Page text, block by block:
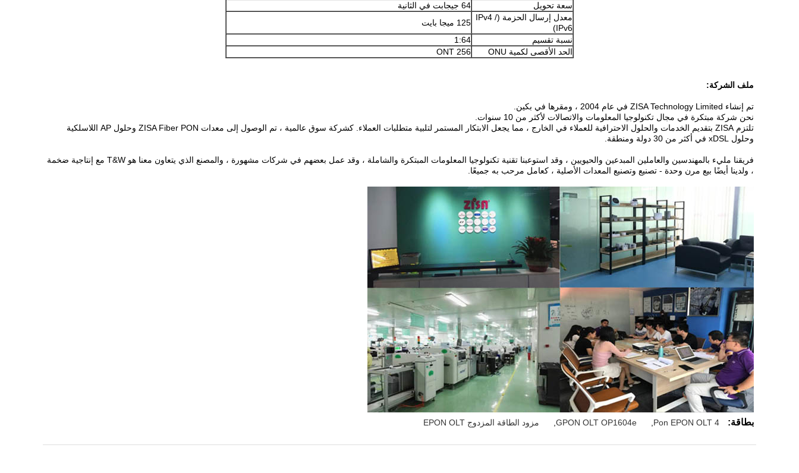
سعة تحويل
64 جيجابت في الثانية
معدل إرسال الحزمة (IPv4 /
IPv6)
125 ميجا بايت
نسبة تقسيم
1:64
الحد الأقصى لكمية ONU
256 ONT
ملف الشركة:
تم إنشاء ZISA Technology Limited في عام 2004 ، ومقرها في بكين.
نحن شركة مبتكرة في مجال تكنولوجيا المعلومات والاتصالات لأكثر من 10 سنوات.
تلتزم ZISA بتقديم الخدمات والحلول الاحترافية للعملاء في الخارج ، مما يجعل الابتكار المستمر لتلبية متطلبات العملاء. كشركة سوق عالمية ، تم الوصول إلى معدات ZISA Fiber PON وحلول AP اللاسلكية
وحلول xDSL في أكثر من 30 دولة ومنطقة.
فريقنا مليء بالمهندسين والعاملين المبدعين والحيويين ، وقد استوعبنا تقنية تكنولوجيا المعلومات المبتكرة والشاملة ، وقد عمل بعضهم في شركات مشهورة ، والمصنع الذي يتعاون معنا هو T&W مع إنتاجية ضخمة
، ولدينا أيضًا بيع مرن وحدة - تصنيع وتصنيع المعدات الأصلية ، كعامل مرحب به جميعًا.
بطاقة: 4 Pon EPON OLT
GPON OLT OP1604e مزود الطاقة المزدوج EPON OLT